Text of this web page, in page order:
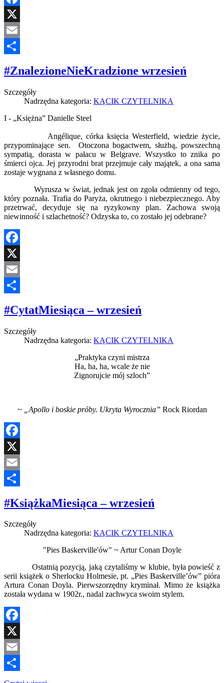
Facebook
X
Email
#ZnalezioneNieKradzione wrzesień
Szczegóły
Nadrzędna kategoria: KĄCIK CZYTELNIKA
I - „Księżna” Danielle Steel
Angélique, córka księcia Westerfield, wiedzie życie,
przypominające sen. Otoczona bogactwem, służbą, powszechną
sympatią, dorasta w pałacu w Belgrave. Wszystko to znika po
śmierci ojca. Jej przyrodni brat przejmuje cały majątek, a ona sama
zostaje wygnana z własnego domu.
Wyrusza w świat, jednak jest on zgoła odmienny od tego,
który poznała. Trafia do Paryża, okrutnego i niebezpiecznego. Aby
przetrwać, decyduje się na ryzykowny plan. Zachowa swoją
niewinność i szlachetność? Odzyska to, co zostało jej odebrane?
Facebook
X
Email
#CytatMiesiąca – wrzesień
Szczegóły
Nadrzędna kategoria: KĄCIK CZYTELNIKA
„Praktyka czyni mistrza
Ha, ha, ha, wcale że nie
Zignorujcie mój szloch”
~ „Apollo i boskie próby. Ukryta Wyrocznia” Rock Riordan
Facebook
X
Email
#KsiążkaMiesiąca – wrzesień
Szczegóły
Nadrzędna kategoria: KĄCIK CZYTELNIKA
"Pies Baskerville'ów" ~ Artur Conan Doyle
Ostatnią pozycją, jaką czytaliśmy w klubie, była powieść z
serii książek o Sherlocku Holmesie, pt. „Pies Baskerville’ów” pióra
Artura Conan Doyla. Pierwszorzędny kryminał. Mimo że książka
została wydana w 1902r., nadal zachwyca swoim stylem.
Facebook
X
Email
Share